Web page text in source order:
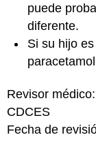
puede
diferente.
Si su hijo
Revisor
CDCES
Fecha de